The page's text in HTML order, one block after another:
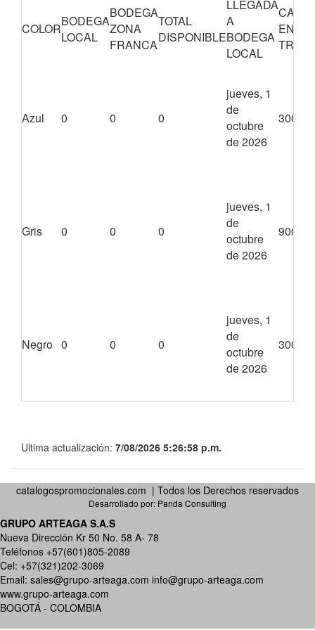
COLORBODEGA
LOCAL
BODEGA
ZONA
FRANCA
TOTAL
DISPONIBLE
LLEGADA
A
BODEGA
LOCAL
EN
Azul 0 0 0
jueves, 1
de
octubre
de 2026
3000
Gris 0 0 0
jueves, 1
de
octubre
de 2026
9000
Negro 0 0 0
jueves, 1
de
octubre
de 2026
3000
Ultima actualización: 7/08/2026 5:26:58 p.m.
catalogospromocionales.com | Todos los Derechos reservados
Desarrollado por: Panda Consulting
GRUPO ARTEAGA S.A.S
Nueva Dirección Kr 50 No. 58 A- 78
Teléfonos +57(601)805-2089
Cel: +57(321)202-3069
Email: sales@grupo-arteaga.com info@grupo-arteaga.com
www.grupo-arteaga.com
BOGOTÁ - COLOMBIA